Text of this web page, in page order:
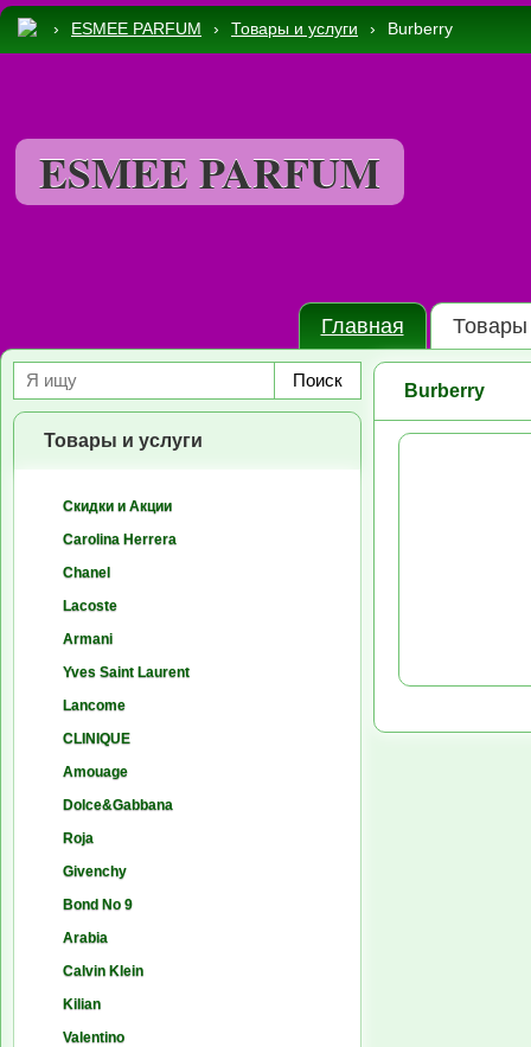
› ESMEE PARFUM › Товары и услуги › Burberry
ESMEE PARFUM
Главная Товары
Поиск
Товары и услуги
Скидки и Акции
Carolina Herrera
Chanel
Lacoste
Armani
Yves Saint Laurent
Lancome
CLINIQUE
Amouage
Dolce&Gabbana
Roja
Givenchy
Bond No 9
Arabia
Calvin Klein
Kilian
Valentino
Burberry